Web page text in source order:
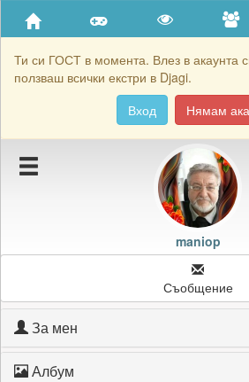
Ти си ГОСТ в момента. Влез в акаунта
ползваш всички екстри в Djagi.
Вход
Нямам
Приятели
Хронология на игри
Подаръците на maniop
Картичките на maniop
maniop
Съобщение
За мен
Албум